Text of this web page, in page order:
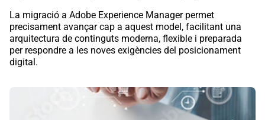
La migració a Adobe Experience Manager permet
precisament avançar cap a aquest model, facilitant una
arquitectura de continguts moderna, flexible i preparada
per respondre a les noves exigències del posicionament
digital.